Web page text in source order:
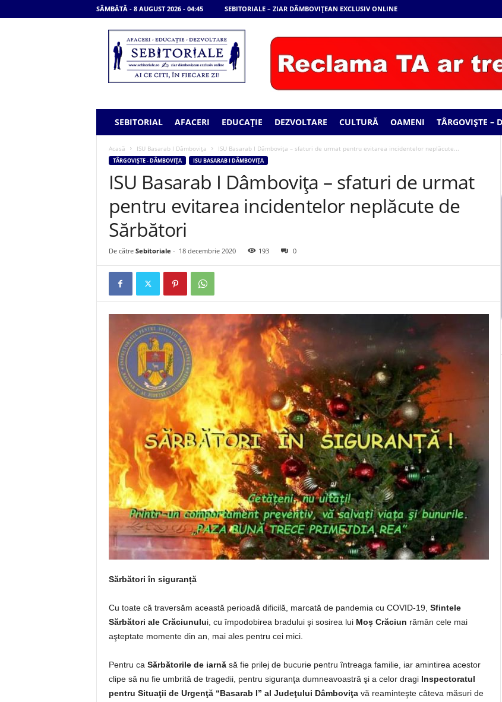
SÂMBĂTĂ - 8 AUGUST 2026 - 04:45 SEBITORIALE – ZIAR DÂMBOVIȚEAN EXCLUSIV ONLINE
SEBITORIAL AFACERI EDUCAȚIE DEZVOLTARE CULTURĂ OAMENI TÂRGOVIȘTE –
Acasă ISU Basarab I Dâmbovița ISU Basarab I Dâmbovița – sfaturi de urmat pentru evitarea incidentelor neplăcute...
TÂRGOVIȘTE - DÂMBOVIȚA ISU BASARAB I DÂMBOVIȚA
ISU Basarab I Dâmbovița – sfaturi de urmat
pentru evitarea incidentelor neplăcute de
Sărbători
De către Sebitoriale - 18 decembrie 2020 193 0
Sărbători în siguranță
Cu toate că traversăm această perioadă dificilă, marcată de pandemia cu COVID-19, Sfintele
Sărbători ale Crăciunului, cu împodobirea bradului şi sosirea lui Moș Crăciun rămân cele mai
aşteptate momente din an, mai ales pentru cei mici.
Pentru ca Sărbătorile de iarnă să fie prilej de bucurie pentru întreaga familie, iar amintirea acestor
clipe să nu fie umbrită de tragedii, pentru siguranţa dumneavoastră şi a celor dragi Inspectoratul
pentru Situaţii de Urgenţă “Basarab I” al Judeţului Dâmboviţavă reaminteşte câteva măsuri de